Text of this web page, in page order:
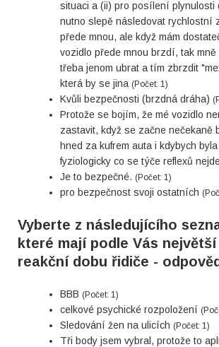
situaci a (ii) pro posílení plynulosti
nutno slepě následovat rychlostní
přede mnou, ale když mám
vozidlo přede mnou brzdí, tak
třeba jenom ubrat a tím zbrzdit
která by se jina (Počet: 1)
Kvůli bezpečnosti (brzdná dráha)
Protože se bojím, že mé vozidlo
zastavit, když se začne nečekaně
hned za kufrem auta i kdybych
fyziologicky co se týče reflexů
Je to bezpečné. (Počet: 1)
pro bezpečnost svoji ostatních
Vyberte z následujícího
které mají podle Vás
reakční dobu řidiče -
BBB (Počet: 1)
celkové psychické rozpoložení
Sledování žen na ulicích (Počet: 1)
Tři body jsem vybral, protože to